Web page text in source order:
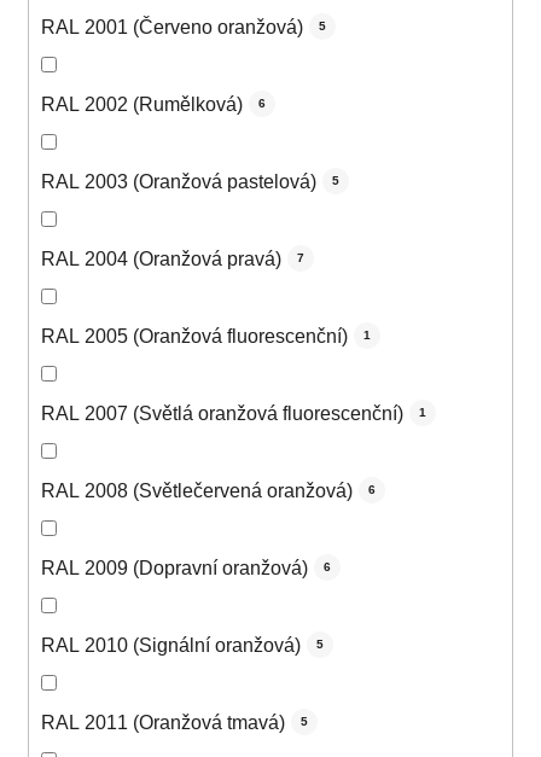
RAL 2001 (Červeno oranžová) 5
RAL 2002 (Rumělková) 6
RAL 2003 (Oranžová pastelová) 5
RAL 2004 (Oranžová pravá) 7
RAL 2005 (Oranžová fluorescenční) 1
RAL 2007 (Světlá oranžová fluorescenční) 1
RAL 2008 (Světlečervená oranžová) 6
RAL 2009 (Dopravní oranžová) 6
RAL 2010 (Signální oranžová) 5
RAL 2011 (Oranžová tmavá) 5